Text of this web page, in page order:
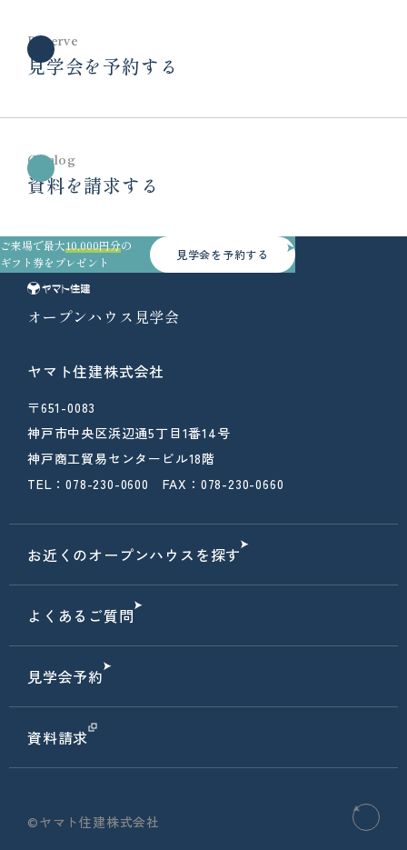
Reserve
見学会を予約する
Catalog
資料を請求する
ご来場で最大10,000円分の
ギフト券をプレゼント
見学会を予約する
オープンハウス見学会
ヤマト住建株式会社
〒651-0083
神戸市中央区浜辺通5丁目1番14号
神戸商工貿易センタービル18階
TEL：078-230-0600 FAX：078-230-0660
お近くのオープンハウスを探す
よくあるご質問
見学会予約
資料請求
©ヤマト住建株式会社